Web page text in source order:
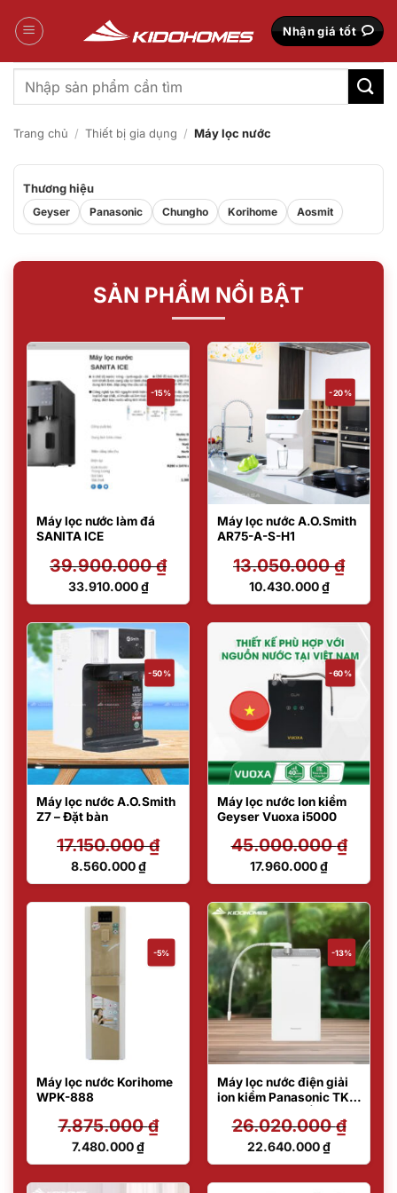
qua
Nhận giá tốt
Tìm
kiếm:
Trang chủ / Thiết bị gia dụng / Máy lọc nước
Thương hiệu
Geyser Panasonic Chungho Korihome Aosmit
SẢN PHẨM NỔI BẬT
-15%
Máy lọc nước làm đá
SANITA ICE
39.900.000₫
Giá
39.900.000 ₫.
33.910.000₫
Giá
tại
33.910.000 ₫.
-20%
Máy lọc nước A.O.Smith
AR75-A-S-H1
13.050.000₫
Giá
10.430.000₫
Giá
là:
10.430.000 ₫.
-50%
Máy lọc nước A.O.Smith
Z7 – Đặt bàn
17.150.000₫
Giá
17.150.000 ₫.
8.560.000₫
Giá
tại
là:
8.560.000 ₫.
-60%
Máy lọc nước Ion kiềm
Geyser Vuoxa i5000
45.000.000₫
Giá
45.000.000 ₫.
17.960.000₫
Giá
tại
là:
17.960.000 ₫.
-5%
Máy lọc nước Korihome
WPK-888
7.875.000₫
Giá
7.875.000 ₫.
7.480.000₫
Giá
-13%
Máy lọc nước điện giải
ion kiềm Panasonic TK-
cực26.020.000₫
Giá
26.020.000 ₫.
22.640.000₫
Giá